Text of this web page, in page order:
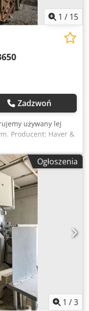
1 / 15
Zadzwoń
używany lej
Producent: Haver &
UF 1200x3650.
stan, w pełni
Ogłoszenia
1 /3